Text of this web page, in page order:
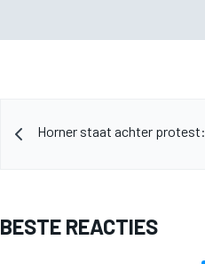
Horner staat achter
BESTE REACTIES